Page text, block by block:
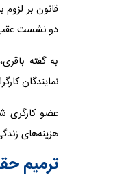
قانون بر
دو نشست
به گفته
نمایندگان
هزینه‌های
ترمیم